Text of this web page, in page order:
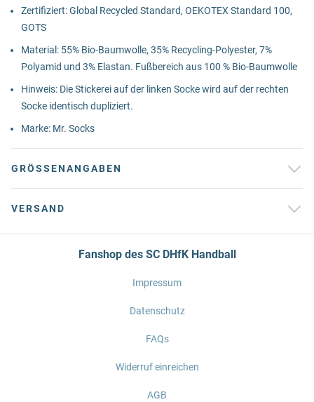
Zertifiziert: Global Recycled Standard, OEKOTEX Standard 100,
GOTS
Material: 55% Bio-Baumwolle, 35% Recycling-Polyester, 7%
Polyamid und 3% Elastan. Fußbereich aus 100 % Bio-Baumwolle
Hinweis: Die Stickerei auf der linken Socke wird auf der rechten
Socke identisch dupliziert.
Marke: Mr. Socks
GRÖSSENANGABEN
VERSAND
Fanshop des SC DHfK Handball
Impressum
Datenschutz
FAQs
Widerruf einreichen
AGB